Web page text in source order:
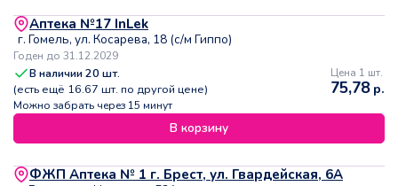
Аптека №17 InLek
г. Гомель, ул. Косарева, 18 (с/м Гиппо)
Годен до 31.12.2029
В наличии20 шт.
(есть ещё 16.67 шт. по другой цене)
Можно забрать через 15 минут
Цена 1 шт.
75,78р.
В корзину
ФЖП Аптека № 1 г. Брест, ул. Гвардейская, 6А